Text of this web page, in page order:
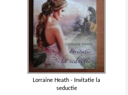
Lorraine Heath - Invitatie la
seductie